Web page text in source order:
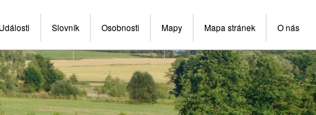
Události Slovník Osobnosti Mapy Mapa stránek O nás